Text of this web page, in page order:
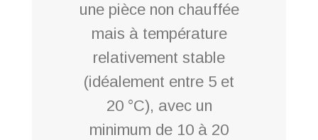
une pièce non chauffée
mais à température
relativement stable
(idéalement entre 5 et
20 °C), avec un
minimum de 10 à 20